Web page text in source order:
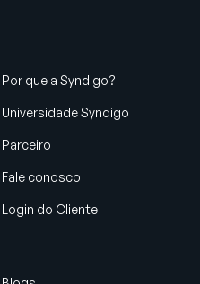
Por que a Syndigo?
Universidade Syndigo
Parceiro
Fale conosco
Login do Cliente